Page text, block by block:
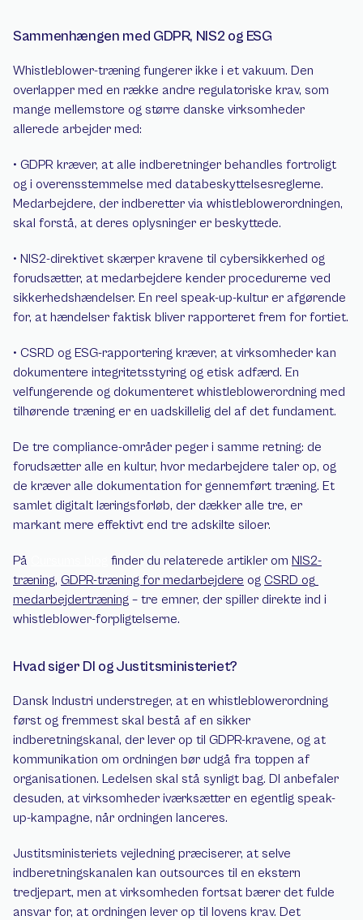
Sammenhængen med GDPR, NIS2 og ESG
Whistleblower-træning fungerer ikke i et vakuum. Den
overlapper med en række andre regulatoriske krav, som
mange mellemstore og større danske virksomheder
allerede arbejder med:
• GDPR kræver, at alle indberetninger behandles fortroligt
og i overensstemmelse med databeskyttelsesreglerne.
Medarbejdere, der indberetter via whistleblowerordningen,
skal forstå, at deres oplysninger er beskyttede.
• NIS2-direktivet skærper kravene til cybersikkerhed og
forudsætter, at medarbejdere kender procedurerne ved
sikkerhedshændelser. En reel speak-up-kultur er afgørende
for, at hændelser faktisk bliver rapporteret frem for fortiet.
• CSRD og ESG-rapportering kræver, at virksomheder kan
dokumentere integritetsstyring og etisk adfærd. En
velfungerende og dokumenteret whistleblowerordning med
tilhørende træning er en uadskillelig del af det fundament.
De tre compliance-områder peger i samme retning: de
forudsætter alle en kultur, hvor medarbejdere taler op, og
de kræver alle dokumentation for gennemført træning. Et
samlet digitalt læringsforløb, der dækker alle tre, er
markant mere effektivt end tre adskilte siloer.
På finder du relaterede artikler om NIS2-
træning, GDPR-træning for medarbejdere og CSRD og
medarbejdertræning – tre emner, der spiller direkte ind i
whistleblower-forpligtelserne.
Hvad siger DI og Justitsministeriet?
Dansk Industri understreger, at en whistleblowerordning
først og fremmest skal bestå af en sikker
indberetningskanal, der lever op til GDPR-kravene, og at
kommunikation om ordningen bør udgå fra toppen af
organisationen. Ledelsen skal stå synligt bag. DI anbefaler
desuden, at virksomheder iværksætter en egentlig speak-
up-kampagne, når ordningen lanceres.
Justitsministeriets vejledning præciserer, at selve
indberetningskanalen kan outsources til en ekstern
tredjepart, men at virksomheden fortsat bærer det fulde
ansvar for, at ordningen lever op til lovens krav. Det